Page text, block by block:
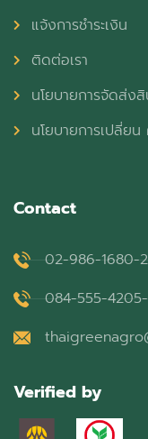
แจ้งการชำระเงิน
ติดต่อเรา
นโยบายการจัดส่ง
นโยบายการเปลี่ย
Contact
02-986-1680-2
084-555-
Verified by